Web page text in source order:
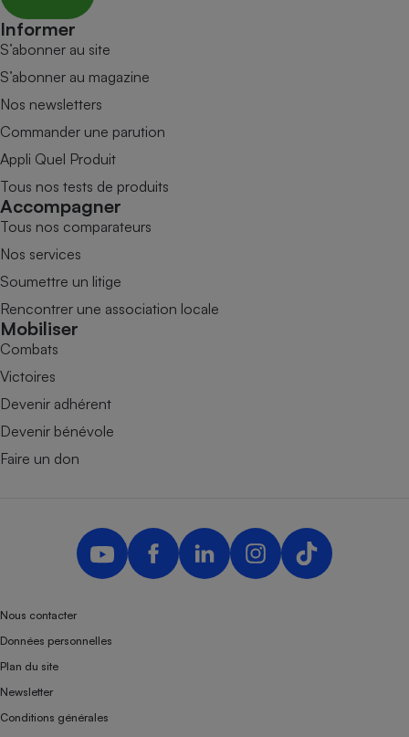
Informer
S’abonner au site
S’abonner au magazine
Nos newsletters
Commander une parution
Appli Quel Produit
Tous nos tests de produits
Accompagner
Tous nos comparateurs
Nos services
Soumettre un litige
Rencontrer une association locale
Mobiliser
Combats
Victoires
Devenir adhérent
Devenir bénévole
Faire un don
Nous contacter
Données personnelles
Plan du site
Newsletter
Conditions générales